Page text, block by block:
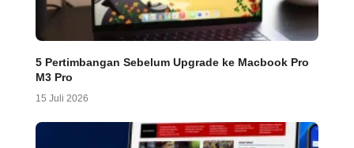
5 Pertimbangan Sebelum Upgrade ke Macbook Pro
M3 Pro
15 Juli 2026